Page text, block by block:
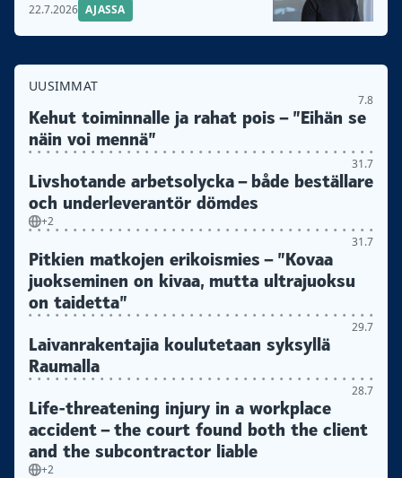
22.7.2026 AJASSA
UUSIMMAT
7.8
Kehut toiminnalle ja rahat pois – ”Eihän se
näin voi mennä”
31.7
Livshotande arbetsolycka – både beställare
och underleverantör dömdes
+2
31.7
Pitkien matkojen erikoismies – ”Kovaa
juokseminen on kivaa, mutta ultrajuoksu
on taidetta”
29.7
Laivanrakentajia koulutetaan syksyllä
Raumalla
28.7
Life-threatening injury in a workplace
accident – the court found both the client
and the subcontractor liable
+2